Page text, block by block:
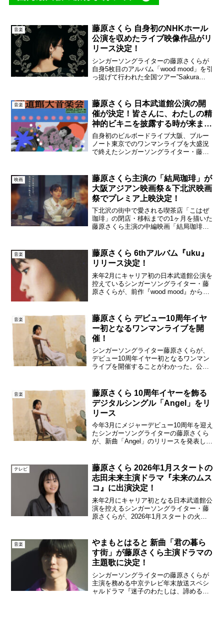
音楽
藤原さくら 自身初のNHKホール
公演を収めたライブ映像作品がリ
リース決定！
シンガーソングライターの藤原さくらが
自身5枚目のアルバム「wood mood」を引
っ提げて行われた全国ツアー”Sakura
アーファイ...
音楽
藤原さくら 日本武道館公演の開
催が決定！皆さんに、わたしの精
神的ビキニを披露する時が来まし
た
自身初のビルボードライブ大阪、ブルー
ノート東京でのワンマンライブを大盛況
で終えたシンガーソングライター・藤原
さくら 10th Anniversary 武道館大音楽...
映画
藤原さくら主演の「結局珈琲」が
大阪アジアン映画祭＆下北沢映画
祭でプレミア上映決定！
下北沢の街中で愛される喫茶店「こはぜ
珈琲」の閉店・移転までの1ヶ月を描いた
藤原さくら主演の中編映画「結局珈琲」
ディ・フォーラム部門にてワールドプレ
ミア上映される。...
音楽
藤原さくら 6thアルバム『uku』
リリース決定！
来年2月にキャリア初の日本武道館公演を
控えているシンガーソングライター・藤
原さくらが、前作『wood mood』から約2
藤原さくら uku ジャケット写真前作...
音楽
藤原さくら デビュー10周年イヤ
ー初となるワンマンライブを開
催！
シンガーソングライター藤原さくらが、
デビュー10周年イヤー初となるワンマン
ライブを開催することがわかった。公演
ーノート東京」の2会場で行われ、ビルボ
ードライブでは、20...
音楽
藤原さくら 10周年イヤーを飾る
デジタルシングル「Angel」をリ
リース
今年3月にメジャーデビュー10周年を迎え
たシンガーソングライターの藤原さくら
が、新曲「Angel」のリリースを発表し
「Angel」は、前作アルバム『wood
mood...
テレビ
藤原さくら 2026年1月スタートの
志田未来主演ドラマ『未来のムス
コ』に出演決定！
来年2月にキャリア初となる日本武道館公
演を控えるシンガーソングライター・藤
原さくらが、2026年1月スタートの火曜
藤原さくら原作は、『マルモのおきて』
（2011年・CX...
音楽
やまもとはると 新曲「君の暮ら
す街」が藤原さくら主演ドラマの
主題歌に決定！
シンガーソングライターの藤原さくらが
主演を務める中京テレビ年末放送スペシ
ャルドラマ『迷子のわたしは、諦めるこ